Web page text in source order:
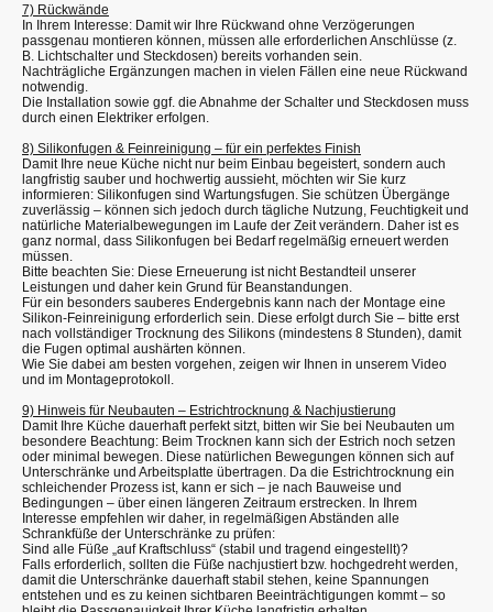
7) Rückwände
In Ihrem Interesse: Damit wir Ihre Rückwand ohne Verzögerungen
passgenau montieren können, müssen alle erforderlichen Anschlüsse (z.
B. Lichtschalter und Steckdosen) bereits vorhanden sein.
Nachträgliche Ergänzungen machen in vielen Fällen eine neue Rückwand
notwendig.
Die Installation sowie ggf. die Abnahme der Schalter und Steckdosen muss
durch einen Elektriker erfolgen.
8) Silikonfugen & Feinreinigung – für ein perfektes Finish
Damit Ihre neue Küche nicht nur beim Einbau begeistert, sondern auch
langfristig sauber und hochwertig aussieht, möchten wir Sie kurz
informieren: Silikonfugen sind Wartungsfugen. Sie schützen Übergänge
zuverlässig – können sich jedoch durch tägliche Nutzung, Feuchtigkeit und
natürliche Materialbewegungen im Laufe der Zeit verändern. Daher ist es
ganz normal, dass Silikonfugen bei Bedarf regelmäßig erneuert werden
müssen.
Bitte beachten Sie: Diese Erneuerung ist nicht Bestandteil unserer
Leistungen und daher kein Grund für Beanstandungen.
Für ein besonders sauberes Endergebnis kann nach der Montage eine
Silikon-Feinreinigung erforderlich sein. Diese erfolgt durch Sie – bitte erst
nach vollständiger Trocknung des Silikons (mindestens 8 Stunden), damit
die Fugen optimal aushärten können.
Wie Sie dabei am besten vorgehen, zeigen wir Ihnen in unserem Video
und im Montageprotokoll.
9) Hinweis für Neubauten – Estrichtrocknung & Nachjustierung
Damit Ihre Küche dauerhaft perfekt sitzt, bitten wir Sie bei Neubauten um
besondere Beachtung: Beim Trocknen kann sich der Estrich noch setzen
oder minimal bewegen. Diese natürlichen Bewegungen können sich auf
Unterschränke und Arbeitsplatte übertragen. Da die Estrichtrocknung ein
schleichender Prozess ist, kann er sich – je nach Bauweise und
Bedingungen – über einen längeren Zeitraum erstrecken. In Ihrem
Interesse empfehlen wir daher, in regelmäßigen Abständen alle
Schrankfüße der Unterschränke zu prüfen:
Sind alle Füße „auf Kraftschluss“ (stabil und tragend eingestellt)?
Falls erforderlich, sollten die Füße nachjustiert bzw. hochgedreht werden,
damit die Unterschränke dauerhaft stabil stehen, keine Spannungen
entstehen und es zu keinen sichtbaren Beeinträchtigungen kommt – so